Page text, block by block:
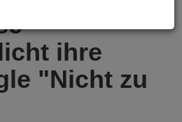
ihre
"Nicht zu